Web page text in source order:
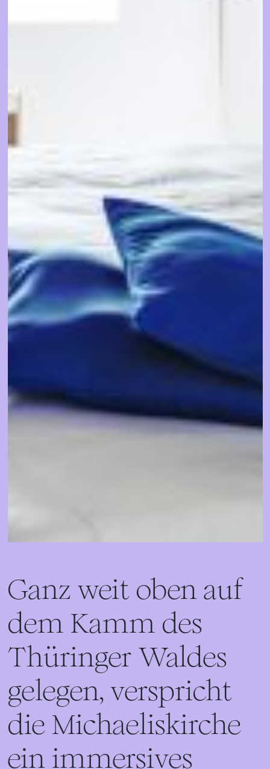
Ganz weit oben auf
dem Kamm des
Thüringer Waldes
gelegen, verspricht
die Michaeliskirche
ein immersives